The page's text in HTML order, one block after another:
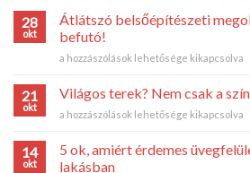
28
okt
Átlátszó belsőépítészeti
befutó!
Átlátszó
megoldások?
üveg
is
befutó!
a hozzászólások lehetősége kikapcsolva
21
okt
Világos terek? Nem csak a
Világos
Nem
a hozzászólások lehetősége kikapcsolva
14
okt
5 ok, amiért érdemes
lakásban